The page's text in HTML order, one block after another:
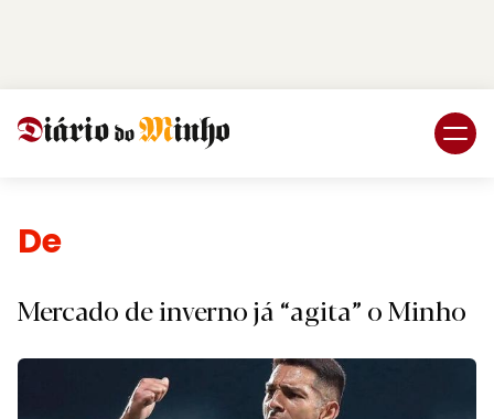
Desporto.
Mercado de inverno já “agita” o Minho